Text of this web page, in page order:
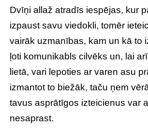
Dvīņi allaž atradīs iespējas, kur
izpaust savu viedokli, tomēr
vairāk uzmanības, kam un kā to
ļoti komunikabls cilvēks un, lai
lietā, vari lepoties ar varen asu
izmantot to biežāk, taču ņem
tavus asprātīgos izteicienus var
nesaprast.